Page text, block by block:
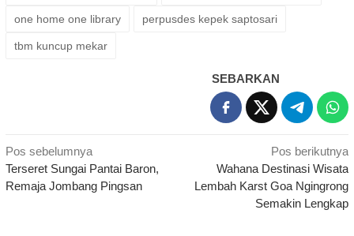
one home one library perpusdes kepek saptosari
tbm kuncup mekar
SEBARKAN
Navigasi
pos
Pos sebelumnya
Terseret Sungai Pantai Baron,
Remaja Jombang Pingsan
Pos berikutnya
Wahana Destinasi Wisata
Lembah Karst Goa Ngingrong
Semakin Lengkap